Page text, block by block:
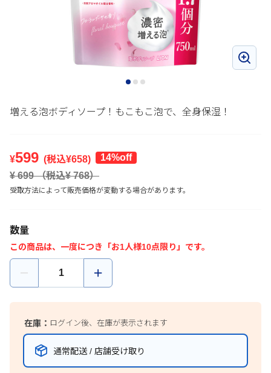
増える泡ボディソープ！もこもこ泡で、全身保湿！
¥599 (税込¥658)
14%off
¥ 699（税込¥768）
受取方法によって販売価格が変動する場合があります。
数量
この商品は、一度につき「お1人様10点限り」です。
在庫： ログイン後、在庫が表示されます
通常配送 / 店舗受け取り